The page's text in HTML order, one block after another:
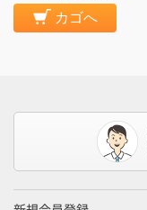
カゴへ